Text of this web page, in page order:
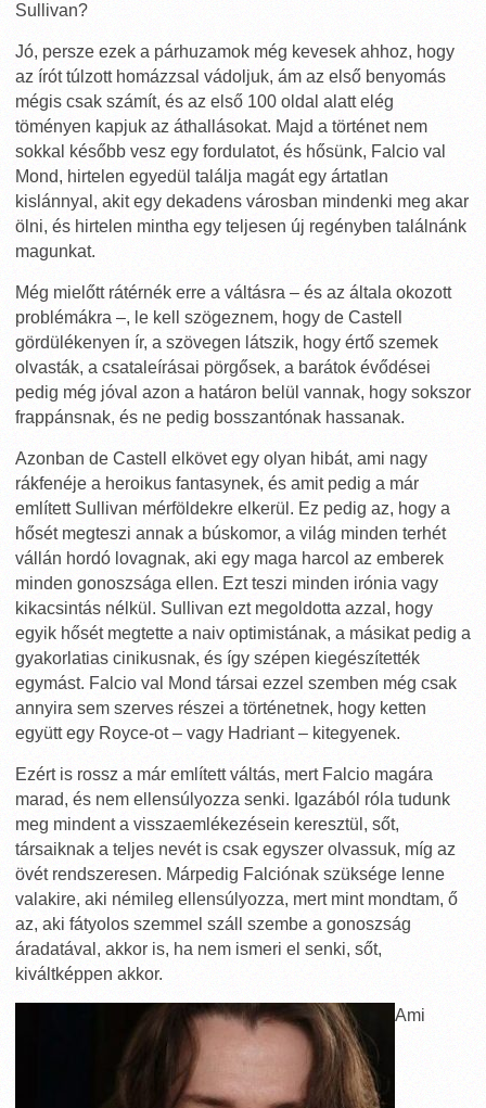
Sullivan?
Jó, persze ezek a párhuzamok még kevesek ahhoz, hogy
az írót túlzott homázzsal vádoljuk, ám az első benyomás
mégis csak számít, és az első 100 oldal alatt elég
töményen kapjuk az áthallásokat. Majd a történet nem
sokkal később vesz egy fordulatot, és hősünk, Falcio val
Mond, hirtelen egyedül találja magát egy ártatlan
kislánnyal, akit egy dekadens városban mindenki meg akar
ölni, és hirtelen mintha egy teljesen új regényben találnánk
magunkat.
Még mielőtt rátérnék erre a váltásra – és az általa okozott
problémákra –, le kell szögeznem, hogy de Castell
gördülékenyen ír, a szövegen látszik, hogy értő szemek
olvasták, a csataleírásai pörgősek, a barátok évődései
pedig még jóval azon a határon belül vannak, hogy sokszor
frappánsnak, és ne pedig bosszantónak hassanak.
Azonban de Castell elkövet egy olyan hibát, ami nagy
rákfenéje a heroikus fantasynek, és amit pedig a már
említett Sullivan mérföldekre elkerül. Ez pedig az, hogy a
hősét megteszi annak a búskomor, a világ minden terhét
vállán hordó lovagnak, aki egy maga harcol az emberek
minden gonoszsága ellen. Ezt teszi minden irónia vagy
kikacsintás nélkül. Sullivan ezt megoldotta azzal, hogy
egyik hősét megtette a naiv optimistának, a másikat pedig a
gyakorlatias cinikusnak, és így szépen kiegészítették
egymást. Falcio val Mond társai ezzel szemben még csak
annyira sem szerves részei a történetnek, hogy ketten
együtt egy Royce-ot – vagy Hadriant – kitegyenek.
Ezért is rossz a már említett váltás, mert Falcio magára
marad, és nem ellensúlyozza senki. Igazából róla tudunk
meg mindent a visszaemlékezésein keresztül, sőt,
társaiknak a teljes nevét is csak egyszer olvassuk, míg az
övét rendszeresen. Márpedig Falciónak szüksége lenne
valakire, aki némileg ellensúlyozza, mert mint mondtam, ő
az, aki fátyolos szemmel száll szembe a gonoszság
áradatával, akkor is, ha nem ismeri el senki, sőt,
kiváltképpen akkor.
Ami